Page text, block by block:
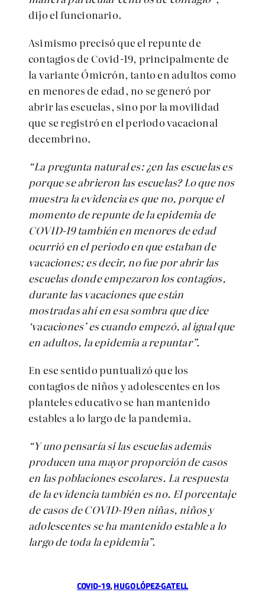
dijo el funcionario.
Asimismo precisó que el repunte de
contagios de Covid-19, principalmente de
la variante Ómicrón, tanto en adultos como
en menores de edad, no se generó por
abrir las escuelas, sino por la movilidad
que se registró en el periodo vacacional
decembrino.
“La pregunta natural es: ¿en las escuelas es
porque se abrieron las escuelas? Lo que nos
muestra la evidencia es que no, porque el
momento de repunte de la epidemia de
COVID-19 también en menores de edad
ocurrió en el periodo en que estaban de
vacaciones; es decir, no fue por abrir las
escuelas donde empezaron los contagios,
durante las vacaciones que están
mostradas ahí en esa sombra que dice
‘vacaciones’ es cuando empezó, al igual que
en adultos, la epidemia a repuntar”.
En ese sentido puntualizó que los
contagios de niños y adolescentes en los
planteles educativo se han mantenido
estables a lo largo de la pandemia.
“Y uno pensaría si las escuelas además
producen una mayor proporción de casos
en las poblaciones escolares. La respuesta
de la evidencia también es no. El porcentaje
de casos de COVID-19 en niñas, niños y
adolescentes se ha mantenido estable a lo
largo de toda la epidemia”.
COVID-19, HUGO LÓPEZ-GATELL